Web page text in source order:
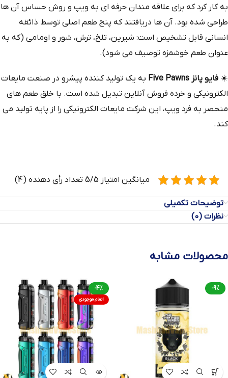
به کار کرد که برای علاقه‌ مندان حرفه‌ ای به ویپ و روش حساس آن‌ ها
طراحی شده بود. آن‌ ها دریافتند که پنج طعم اصلی توسط ذائقه
انسانی قابل تشخیص است: شیرین، تلخ، ترش، شور و اومامی (که به
عنوان طعم خوشمزه توصیف می‌ شود).
☀️ فایو پانز Five Pawns
به یک تولید کننده پیشرو در صنعت مایعات
الکترونیکی و خرده‌ فروش آنلاین تبدیل شده است. با خلق طعم‌ های
منحصر به فرد ویپ، این شرکت مایعات الکترونیکی را از پایه تولید می‌
کند.
میانگین امتیاز 5/5 تعداد رأی دهنده (4)
توضیحات تکمیلی
نظرات (0)
محصولات مشابه
-9%
-4%
اتمام موجودی